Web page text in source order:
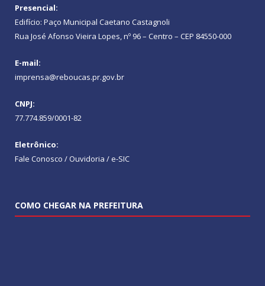
Presencial:
Edifício: Paço Municipal Caetano Castagnoli
Rua José Afonso Vieira Lopes, nº 96 – Centro – CEP 84550-000
E-mail:
imprensa@reboucas.pr.gov.br
CNPJ:
77.774.859/0001-82
Eletrônico:
Fale Conosco / Ouvidoria / e-SIC
COMO CHEGAR NA PREFEITURA